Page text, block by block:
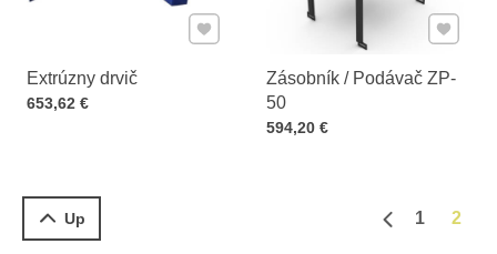
Extrúzny drvič
Cena s DPH
653,62 €
Pridať k Obľúbeným
Zásobník / Podávač ZP-
50
Cena s DPH
594,20 €
Pridať
Up 1 2